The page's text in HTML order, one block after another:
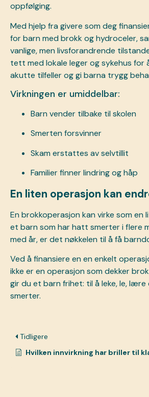
oppfølging.
Med hjelp fra givere som deg
for barn med brokk og hydroceler,
vanlige, men livsforandrende
tett med lokale leger og sykehus for
akutte tilfeller og gi barna trygg
Virkningen er umiddelbar:
Barn vender tilbake til skolen
Smerten forsvinner
Skam erstattes av selvtillit
Familier finner lindring og håp
En liten operasjon kan
En brokkoperasjon kan virke som en
et barn som har hatt smerter i flere
med år, er det nøkkelen til å få
Ved å finansiere enen enkelt
ikke er en operasjon som dekker
gir du et barn frihet: til å leke, le, lære
smerter.
Tidligere
Hvilken innvirkning har briller til